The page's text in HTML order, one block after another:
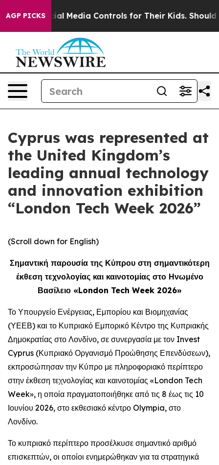
AGP PICKS
Social Media Controls for Their Kids. Should the US?
Cyprus was represented at
the United Kingdom’s
leading annual technology
and innovation exhibition
“London Tech Week 2026”
(Scroll down for English)
Σημαντική παρουσία της Κύπρου στη σημαντικότερη
έκθεση τεχνολογίας και καινοτομίας στο Ηνωμένο
Βασίλειο «London Tech Week 2026»
Το Υπουργείο Ενέργειας, Εμπορίου και Βιομηχανίας
(ΥΕΕΒ) και το Κυπριακό Εμπορικό Κέντρο της Κυπριακής
Δημοκρατίας στο Λονδίνο, σε συνεργασία με τον Invest
Cyprus (Κυπριακό Οργανισμό Προώθησης Επενδύσεων),
εκπροσώπησαν την Κύπρο με πληροφοριακό περίπτερο
στην έκθεση τεχνολογίας και καινοτομίας «London Tech
Week», η οποία πραγματοποιήθηκε από τις 8 έως τις 10
Ιουνίου 2026, στο εκθεσιακό κέντρο Olympia, στο
Λονδίνο.
Το κυπριακό περίπτερο προσέλκυσε σημαντικό αριθμό
επισκεπτών, οι οποίοι ενημερώθηκαν για τα στρατηγικά